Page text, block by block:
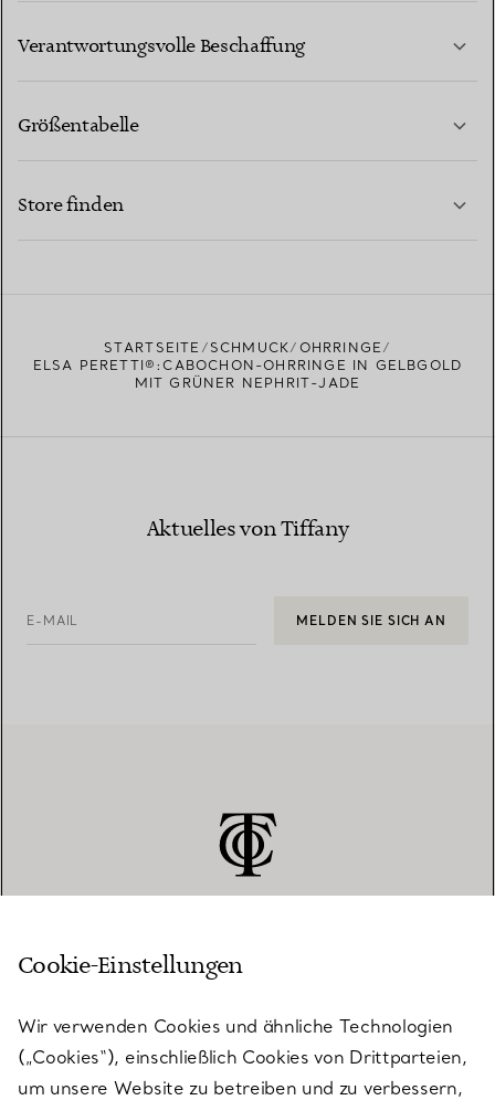
Verantwortungsvolle Beschaffung
Größentabelle
Store finden
STARTSEITE SCHMUCK
OHRRINGE
ELSA PERETTI®:CABOCHON-OHRRINGE IN GELBGOLD
MIT GRÜNER NEPHRIT-JADE
Aktuelles von Tiffany
E-MAIL MELDEN SIE SICH AN
KUNDENSERVICE
SERVICES
Cookie-Einstellungen
Wir verwenden Cookies und ähnliche Technologien
(„Cookies“), einschließlich Cookies von Drittparteien,
um unsere Website zu betreiben und zu verbessern,